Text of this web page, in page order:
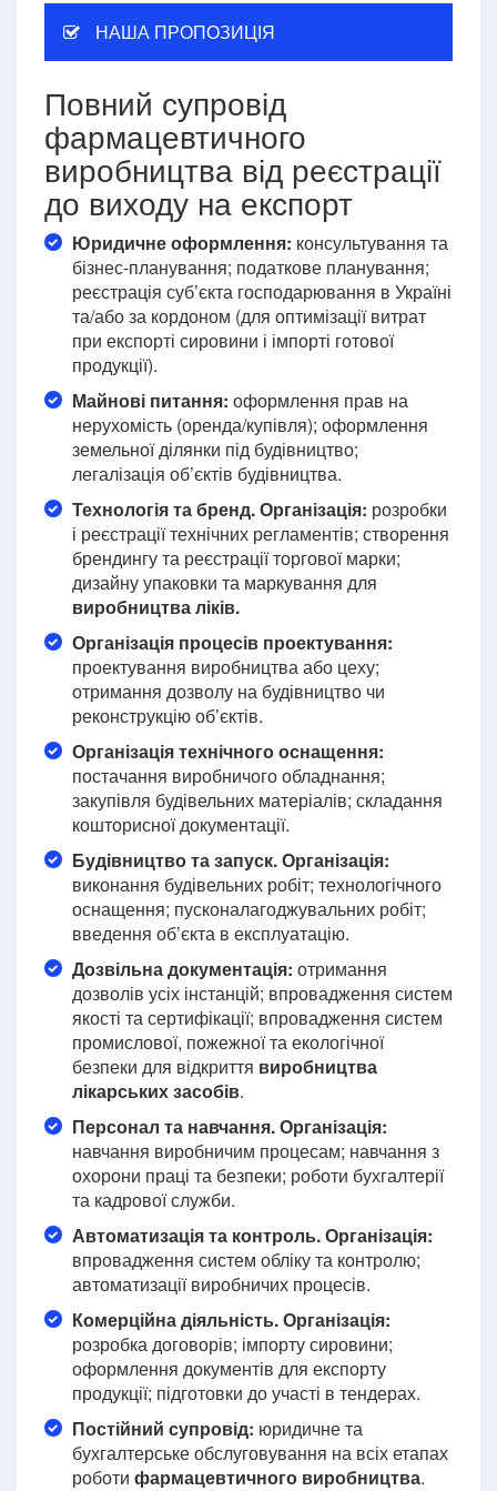
НАША ПРОПОЗИЦІЯ
Повний супровід
фармацевтичного
виробництва від реєстрації
до виходу на експорт
Юридичне оформлення: консультування та
бізнес-планування; податкове планування;
реєстрація суб’єкта господарювання в Україні
та/або за кордоном (для оптимізації витрат
при експорті сировини і імпорті готової
продукції).
Майнові питання: оформлення прав на
нерухомість (оренда/купівля); оформлення
земельної ділянки під будівництво;
легалізація об’єктів будівництва.
Технологія та бренд. Організація: розробки
і реєстрації технічних регламентів; створення
брендингу та реєстрації торгової марки;
дизайну упаковки та маркування для
виробництва ліків.
Організація процесів проектування:
проектування виробництва або цеху;
отримання дозволу на будівництво чи
реконструкцію об’єктів.
Організація технічного оснащення:
постачання виробничого обладнання;
закупівля будівельних матеріалів; складання
кошторисної документації.
Будівництво та запуск. Організація:
виконання будівельних робіт; технологічного
оснащення; пусконалагоджувальних робіт;
введення об’єкта в експлуатацію.
Дозвільна документація: отримання
дозволів усіх інстанцій; впровадження систем
якості та сертифікації; впровадження систем
промислової, пожежної та екологічної
безпеки для відкриття виробництва
лікарських засобів.
Персонал та навчання. Організація:
навчання виробничим процесам; навчання з
охорони праці та безпеки; роботи бухгалтерії
та кадрової служби.
Автоматизація та контроль. Організація:
впровадження систем обліку та контролю;
автоматизації виробничих процесів.
Комерційна діяльність. Організація:
розробка договорів; імпорту сировини;
оформлення документів для експорту
продукції; підготовки до участі в тендерах.
Постійний супровід: юридичне та
бухгалтерське обслуговування на всіх етапах
роботи фармацевтичного виробництва.